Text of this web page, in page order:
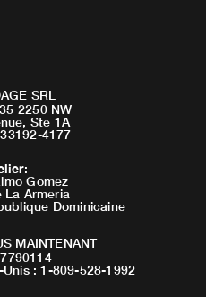
SRL
2250 NW
Ste 1A
4177
:
Gomez
La Armeria
Dominicaine
MAINTENANT
: 1-809-528-1992